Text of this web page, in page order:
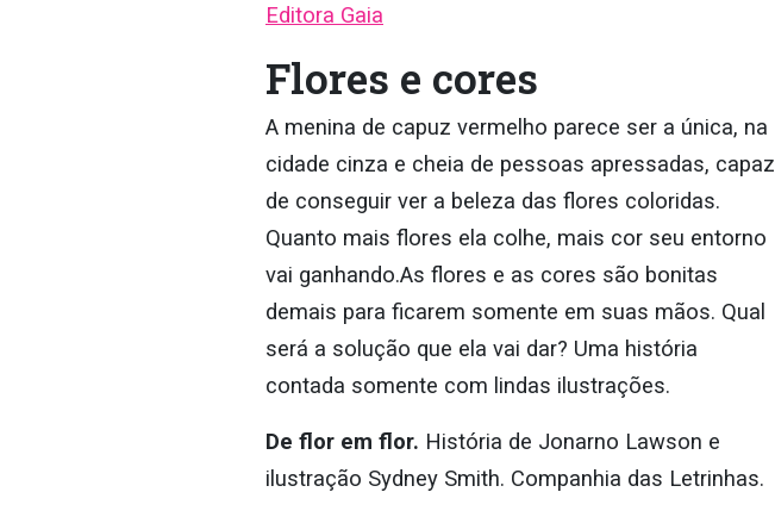
Editora Gaia
Flores e cores
A menina de capuz vermelho parece ser a única, na
cidade cinza e cheia de pessoas apressadas, capaz
de conseguir ver a beleza das flores coloridas.
Quanto mais flores ela colhe, mais cor seu entorno
vai ganhando.As flores e as cores são bonitas
demais para ficarem somente em suas mãos. Qual
será a solução que ela vai dar? Uma história
contada somente com lindas ilustrações.
De flor em flor. História de Jonarno Lawson e
ilustração Sydney Smith. Companhia das Letrinhas.